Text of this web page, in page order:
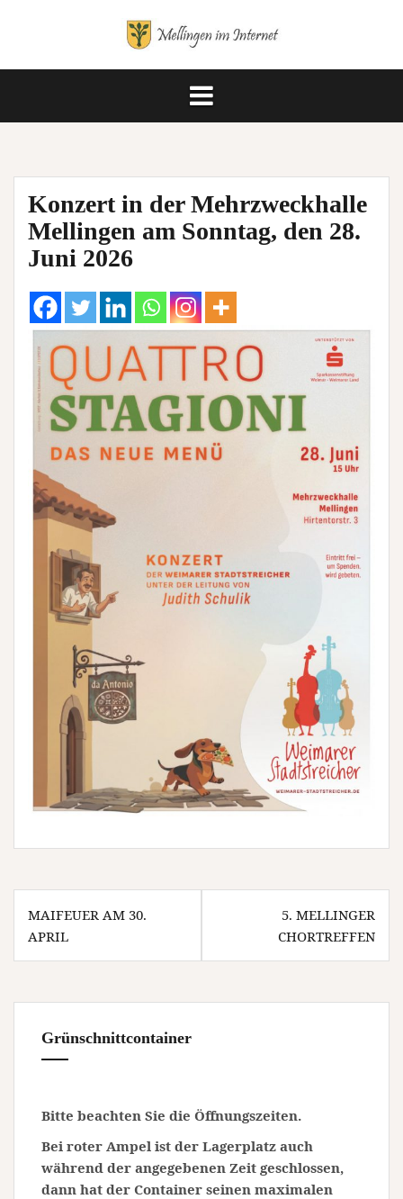
Konzert in der Mehrzweckhalle
Mellingen am Sonntag, den 28.
Juni 2026
MAIFEUER AM 30.
APRIL
5. MELLINGER
CHORTREFFEN
Grünschnittcontainer
Bitte beachten Sie die Öffnungszeiten.
Bei roter Ampel ist der Lagerplatz auch
während der angegebenen Zeit geschlossen,
dann hat der Container seinen maximalen